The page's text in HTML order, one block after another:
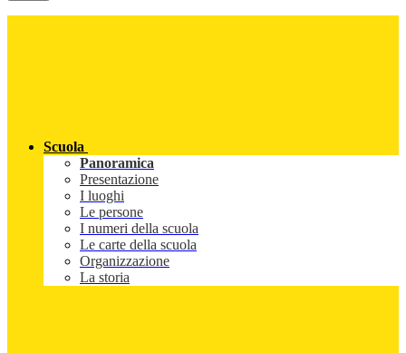
Scuola
Panoramica
Presentazione
I luoghi
Le persone
I numeri della scuola
Le carte della scuola
Organizzazione
La storia